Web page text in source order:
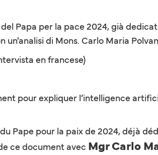
Papa per la pace 2024, già
di Mons. Carlo Maria
en francese)
pour expliquer l’intelligence
Pape pour la paix de 2024, déjà
ce document avec Mgr Carlo